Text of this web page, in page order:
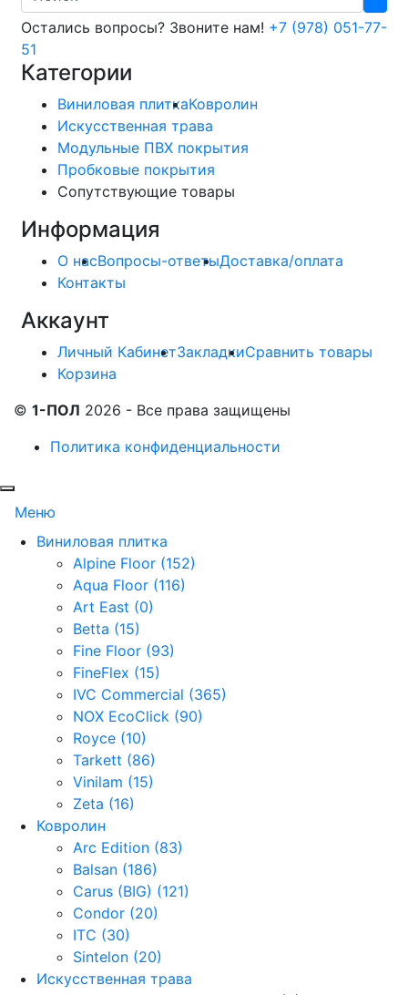
Остались вопросы? Звоните нам! +7 (978) 051-77-
51
Категории
Виниловая плиткаКовролин
Искусственная трава
Модульные ПВХ покрытия
Пробковые покрытия
Сопутствующие товары
Информация
О насВопросы-ответыДоставка/оплата
Контакты
Аккаунт
Личный КабинетЗакладкиСравнить товары
Корзина
© 1-ПОЛ 2026 - Все права защищены
Политика конфиденциальности
Меню
Виниловая плитка
Alpine Floor (152)
Aqua Floor (116)
Art East (0)
Betta (15)
Fine Floor (93)
FineFlex (15)
IVC Commercial (365)
NOX EcoClick (90)
Royce (10)
Tarkett (86)
Vinilam (15)
Zeta (16)
Ковролин
Arc Edition (83)
Balsan (186)
Carus (BIG) (121)
Condor (20)
ITC (30)
Sintelon (20)
Искусственная трава